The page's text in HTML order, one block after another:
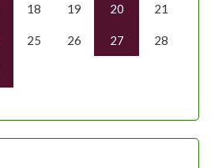
18 19 20 21
25 26 27 28